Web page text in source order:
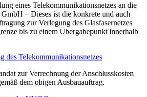
eines Telekommunikationsnetzes an die
– Dieses ist die konkrete und auch
zur Verlegung des Glasfasernetzes
bis zu einem Übergabepunkt innerhalb
des Telekommunikationsnetzes
zur Verrechnung der Anschlusskosten
dem obigen Ausbauauftrag.